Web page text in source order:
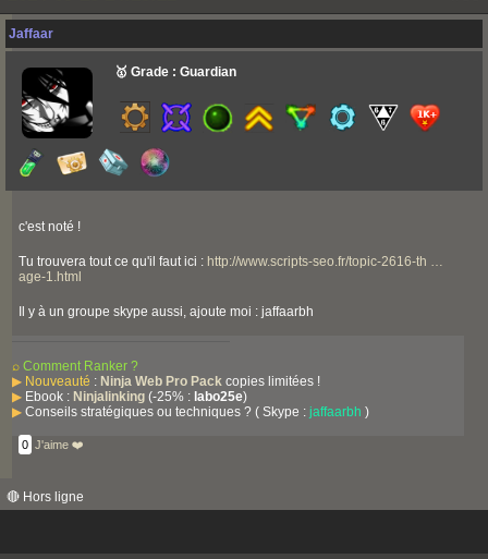
Jaffaar
🥇 Grade : Guardian
c'est noté !
Tu trouvera tout ce qu'il faut ici : http://www.scripts-seo.fr/topic-2616-th …
age-1.html
Il y à un groupe skype aussi, ajoute moi : jaffaarbh
⌕ Comment Ranker ?
▶ Nouveauté : Ninja Web Pro Pack copies limitées !
▶ Ebook : Ninjalinking (-25% : labo25e)
▶ Conseils stratégiques ou techniques ? ( Skype : jaffaarbh )
0 J'aime ❤️
🔴 Hors ligne